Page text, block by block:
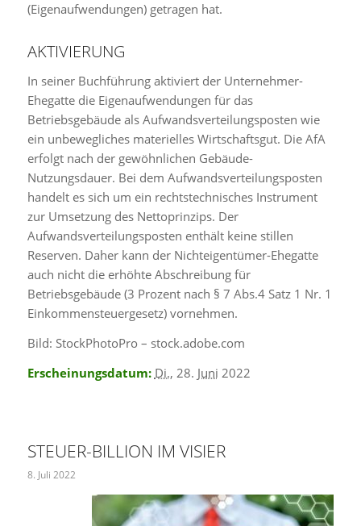
(Eigenaufwendungen) getragen hat.
AKTIVIERUNG
In seiner Buchführung aktiviert der Unternehmer-
Ehegatte die Eigenaufwendungen für das
Betriebsgebäude als Aufwandsverteilungsposten wie
ein unbewegliches materielles Wirtschaftsgut. Die AfA
erfolgt nach der gewöhnlichen Gebäude-
Nutzungsdauer. Bei dem Aufwandsverteilungsposten
handelt es sich um ein rechtstechnisches Instrument
zur Umsetzung des Nettoprinzips. Der
Aufwandsverteilungsposten enthält keine stillen
Reserven. Daher kann der Nichteigentümer-Ehegatte
auch nicht die erhöhte Abschreibung für
Betriebsgebäude (3 Prozent nach § 7 Abs.4 Satz 1 Nr. 1
Einkommensteuergesetz) vornehmen.
Bild: StockPhotoPro – stock.adobe.com
Erscheinungsdatum: Di., 28. Juni 2022
STEUER-BILLION IM VISIER
8. Juli 2022